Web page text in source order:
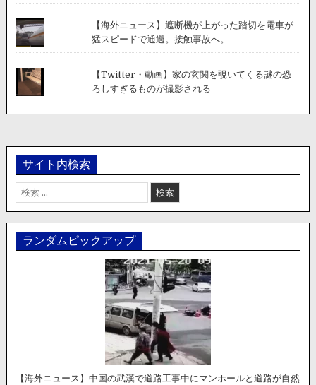
【海外ニュース】遮断機が上がった踏切を電車が
猛スピードで通過。接触事故へ。
【Twitter・動画】家の玄関を覗いてくる謎の恐
ろしすぎるものが撮影される
サイト内検索
検
索:
ランダムピックアップ
【海外ニュース】中国の武漢で道路工事中にマンホールと道路が自然